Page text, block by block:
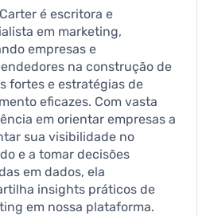
é escritora e
em marketing,
empresas e
na construção de
fortes e estratégias de
eficazes. Com vasta
em orientar empresas a
sua visibilidade no
e a tomar decisões
em dados, ela
insights práticos de
em nossa plataforma.